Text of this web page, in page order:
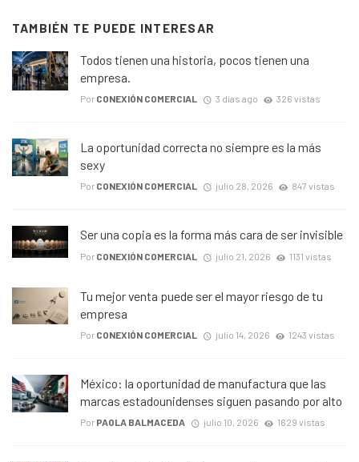
TAMBIÉN TE PUEDE INTERESAR
Todos tienen una historia, pocos tienen una
empresa.
Por CONEXIÓN COMERCIAL 3 días ago 326 vistas
La oportunidad correcta no siempre es la más
sexy
Por CONEXIÓN COMERCIAL julio 28, 2026 847 vistas
Ser una copia es la forma más cara de ser invisible
Por CONEXIÓN COMERCIAL julio 21, 2026 1131 vistas
Tu mejor venta puede ser el mayor riesgo de tu
empresa
Por CONEXIÓN COMERCIAL julio 14, 2026 1243 vistas
México: la oportunidad de manufactura que las
marcas estadounidenses siguen pasando por alto
Por PAOLA BALMACEDA julio 10, 2026 1629 vistas